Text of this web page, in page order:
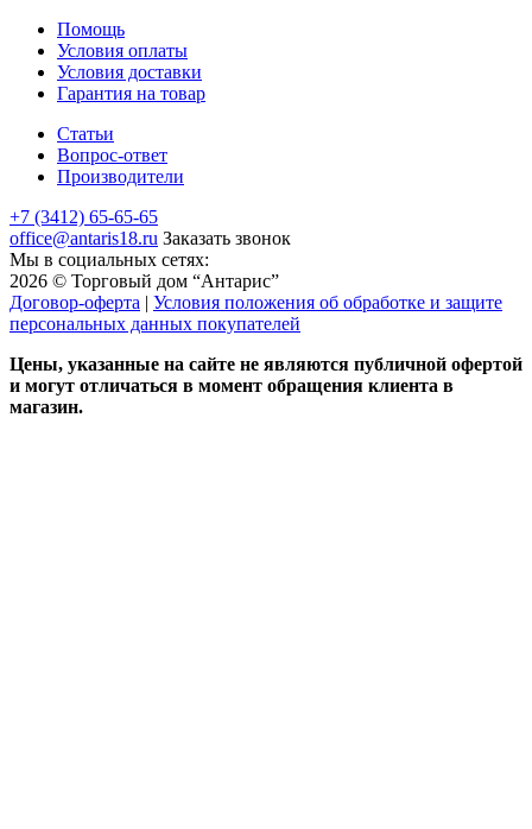
Помощь
Условия оплаты
Условия доставки
Гарантия на товар
Статьи
Вопрос-ответ
Производители
+7 (3412) 65-65-65
office@antaris18.ru Заказать звонок
Мы в социальных сетях:
2026 © Торговый дом “Антарис”
Договор-оферта | Условия положения об обработке и защите
персональных данных покупателей
Цены, указанные на сайте не являются публичной офертой
и могут отличаться в момент обращения клиента в
магазин.